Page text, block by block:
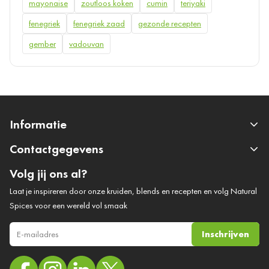
mayonaise zoutloos koken cumin
teriyaki
fenegriek
fenegriek zaad
gezonde recepten
gember
vadouvan
Informatie
Contactgegevens
Volg jij ons al?
Laat je inspireren door onze kruiden, blends en recepten en volg Natural
Spices voor een wereld vol smaak
Inschrijven